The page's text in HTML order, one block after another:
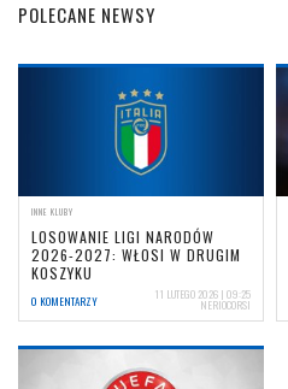
POLECANE NEWSY
INNE KLUBY
LOSOWANIE LIGI NARODÓW
2026-2027: WŁOSI W DRUGIM
KOSZYKU
0 KOMENTARZY 11 LUTEGO 2026 | 09:25
NERIOCORSI